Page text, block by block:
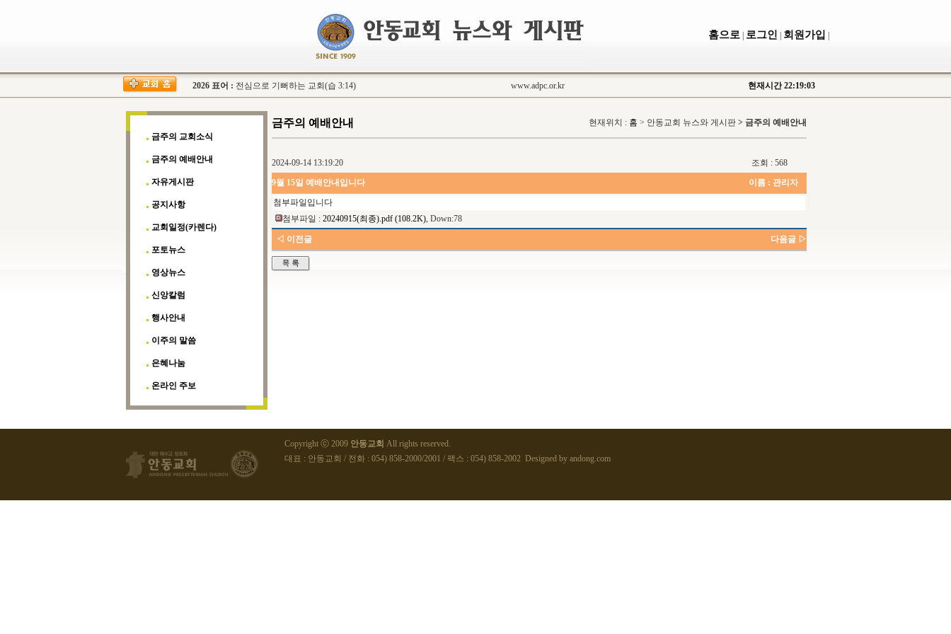
홈으로 로그인 회원가입
2026 표어 : 전심으로 기뻐하는 교회(습 3:14) www.adpc.or.kr 현재시간22:19:03
금주의 교회소식
금주의 예배안내
자유게시판
공지사항
교회일정(카렌다)
포토뉴스
영상뉴스
신앙칼럼
행사안내
이주의 말씀
은혜나눔
온라인 주보
금주의 예배안내 현재위치 : 홈 > 안동교회 뉴스와 게시판 > 금주의 예배안내
2024-09-14 13:19:20
조회 : 568
9월 15일 예배안내입니다
이름 : 관리자
첨부파일입니다
첨부파일 : 20240915(최종).pdf (108.2K), Down:78
◁ 이전글 다음글 ▷
Copyright ⓒ 2009 안동교회 All rights reserved.
대표 : 안동교회 / 전화 : 054) 858-2000/2001 / 팩스 : 054) 858-2002 Designed by andong.com